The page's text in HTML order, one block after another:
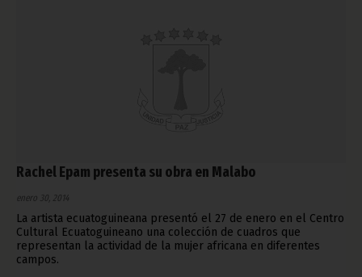
Rachel Epam presenta su obra en Malabo
enero 30, 2014
La artista ecuatoguineana presentó el 27 de enero en el Centro
Cultural Ecuatoguineano una colección de cuadros que
representan la actividad de la mujer africana en diferentes
campos.